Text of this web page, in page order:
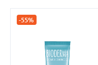
Forma
-55%